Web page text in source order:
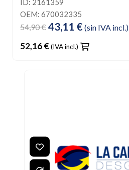
ID: 2161359
OEM: 670032335
54,90 € 43,11 € (sin IVA incl.)
52,16 €(IVA incl.)